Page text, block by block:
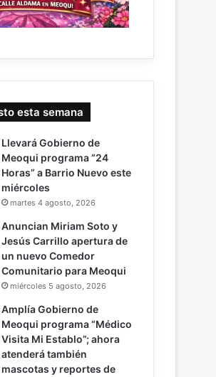
esta semana
Llevará Gobierno de
Meoqui programa “24
Horas” a Barrio Nuevo este
miércoles
martes 4 agosto, 2026
Anuncian Miriam Soto y
Jesús Carrillo apertura de
un nuevo Comedor
Comunitario para Meoqui
miércoles 5 agosto, 2026
Amplía Gobierno de
Meoqui programa “Médico
Visita Mi Establo”; ahora
atenderá también
mascotas y reportes de